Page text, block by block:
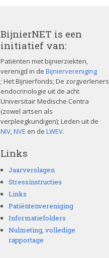
BijnierNET is een
initiatief van:
Patiënten met bijnierziekten,
verenigd in de Bijniervereniging
; Het Bijnierfonds; De zorgverleners
endocrinologie uit de acht
Universitair Medische Centra
(zowel artsen als
verpleegkundigen); Leden uit de
NIV,NVE en de LWEV.
Links
Jaarverslagen
Stressinstructies
Links
Patiëntenvereniging
Informatiefolders
Nulmeting, volledige
rapportage